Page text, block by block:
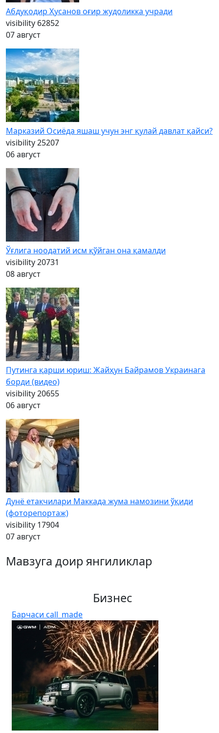
Абдуқодир Ҳусанов оғир жудоликка учради
visibility 62852
07 август
Марказий Осиёда яшаш учун энг қулай давлат қайси?
visibility25207
06 август
Ўғлига ноодатий исм қўйган она қамалди
visibility20731
08 август
Путинга қарши юриш: Жайҳун Байрамов Украинага
борди (видео)
visibility20655
06 август
Дунё етакчилари Маккада жума намозини ўқиди
(фоторепортаж)
visibility 17904
07 август
Мавзуга доир янгиликлар
Бизнес
Барчаси call_made